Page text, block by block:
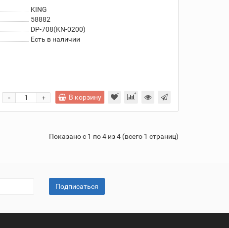
KING
58882
DP-708(KN-0200)
Есть в наличии
+
- В корзину
Показано с 1 по 4 из 4 (всего 1 страниц)
Подписаться